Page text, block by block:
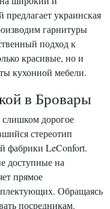
украинская
гарнитуры
подход к
красивые, но и
кухонной мебели.
в Бровары
дорогое
стереотип
фабрики LeConfort.
доступные на
прямое
Обращаясь
посредникам.